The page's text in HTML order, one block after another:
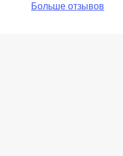
Больше отзывов